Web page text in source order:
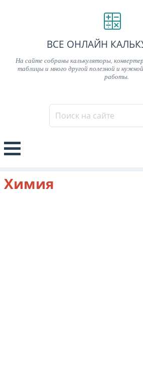
ВСЕ ОНЛАЙН
На сайте собраны калькуляторы,
таблицы и много другой полезной и
работы.
Химия